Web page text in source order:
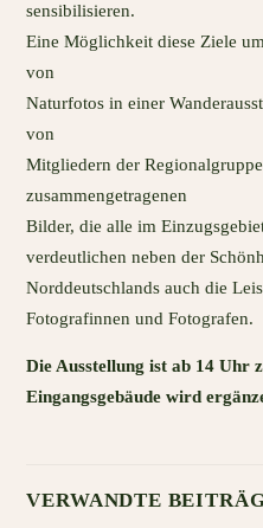
sensibilisieren.
Eine Möglichkeit diese Ziele
von
Naturfotos in einer
von
Mitgliedern der
zusammengetragenen
Bilder, die alle im
verdeutlichen neben der
Norddeutschlands auch die
Fotografinnen und Fotografen.
Die Ausstellung ist ab 14 Uhr
Eingangsgebäude wird
VERWANDTE